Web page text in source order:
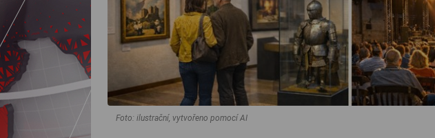
Foto: ilustrační, vytvořeno pomocí AI